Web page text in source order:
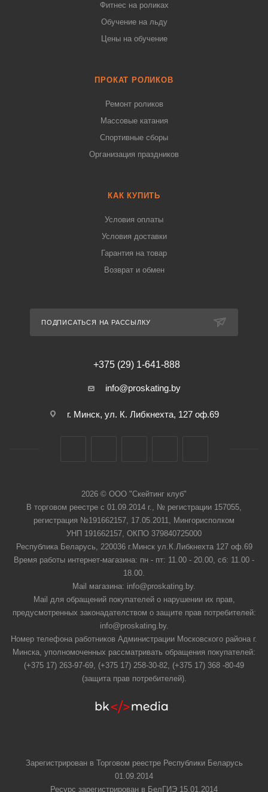
Фитнес на роликах
Обучение на льду
Цены на обучение
ПРОКАТ РОЛИКОВ
Ремонт роликов
Массовые катания
Спортивные сборы
Организация праздников
КАК КУПИТЬ
Условия оплаты
Условия доставки
Гарантия на товар
Возврат и обмен
ПОДПИСАТЬСЯ НА РАССЫЛКУ
+375 (29) 1-641-888
info@proskating.by
г. Минск, ул. К. Либкнехта, 127 оф.69
2026 © ООО "Скейтинг клуб"
В торговом реестре с 01.09.2014 г., № регистрации 157055,
регистрация №191662157, 17.05.2011, Мингорисполком
УНП 191662157, ОКПО 379840725000
Республика Беларусь, 220036 г.Минск ул.К.Либкнехта 127 оф.69
Время работы интернет-магазина: пн - пт: 11.00 - 20.00, сб: 11.00 -
18.00.
Mail магазина: info@proskating.by.
Mail для обращений покупателей о нарушении их прав,
предусмотренных законадателством о защите прав потребителей:
info@proskating.by.
Номер телефона работников Администрации Московского района г.
Минска, уполномоченных рассматривать обращения покупателей:
(+375 17) 263-97-69, (+375 17) 258-30-82, (+375 17) 368 -80-49
(защита прав потребителей).
Зарегистрирован в Торговом реестре Республики Беларусь
01.09.2014
Ресурс зарегистрирован в БелГИЭ 15.01.2014